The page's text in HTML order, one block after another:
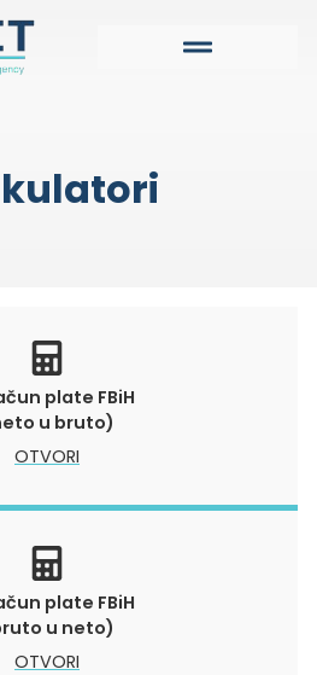
plate FBiH
u bruto)
OTVORI
plate FBiH
u neto)
OTVORI